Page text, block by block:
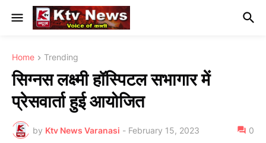
Home Trending
सिग्नस लक्ष्मी हॉस्पिटल सभागार में
प्रेसवार्ता हुई आयोजित
by Ktv News Varanasi - February 15, 2023 0